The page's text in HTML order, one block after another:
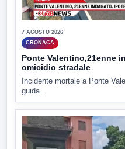
7 AGOSTO 2026
CRONACA
Ponte Valentino,21enne
omicidio stradale
Incidente mortale a Ponte
guida...